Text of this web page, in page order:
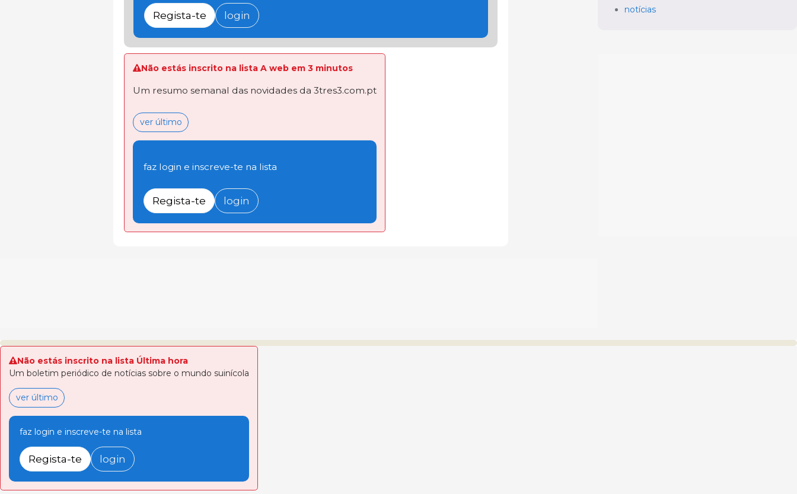
Regista-te login
Não estás inscrito na lista A web em 3 minutos
Um resumo semanal das novidades da 3tres3.com.pt
ver último
faz login e inscreve-te na lista
Regista-te login
notícias
Não estás inscrito na lista Última hora
Um boletim periódico de notícias sobre o mundo suinícola
ver último
faz login e inscreve-te na lista
Regista-te login